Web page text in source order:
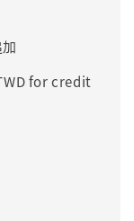
for credit